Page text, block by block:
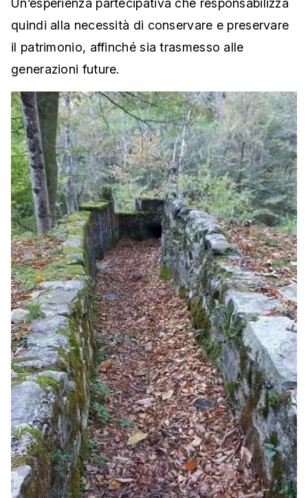
Un’esperienza partecipativa che responsabilizza
quindi alla necessità di conservare e preservare
il patrimonio, affinché sia trasmesso alle
generazioni future.